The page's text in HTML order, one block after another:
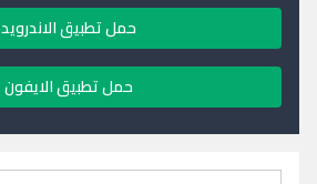
حمل تطبيق الاندرويد
حمل تطبيق الايفون